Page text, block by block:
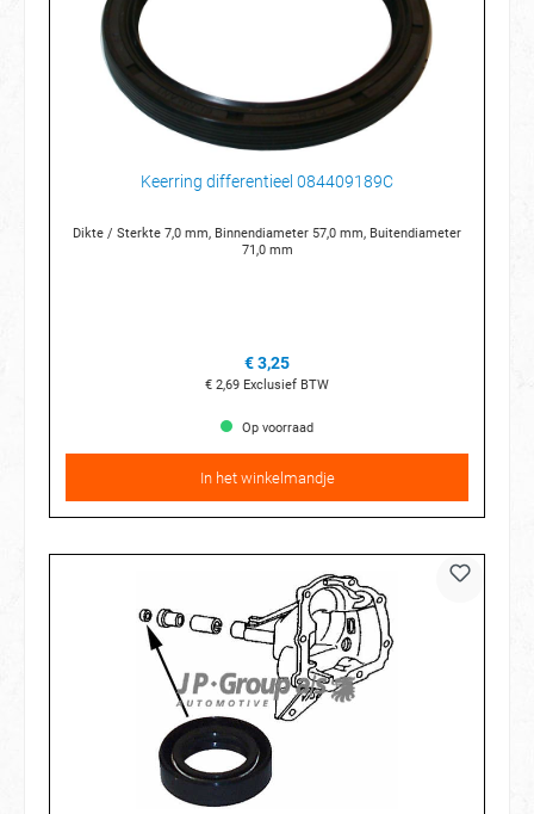
Keerring differentieel 084409189C
Dikte / Sterkte 7,0 mm, Binnendiameter 57,0 mm, Buitendiameter
71,0 mm
€ 3,25
€ 2,69 Exclusief BTW
Op voorraad
In het winkelmandje